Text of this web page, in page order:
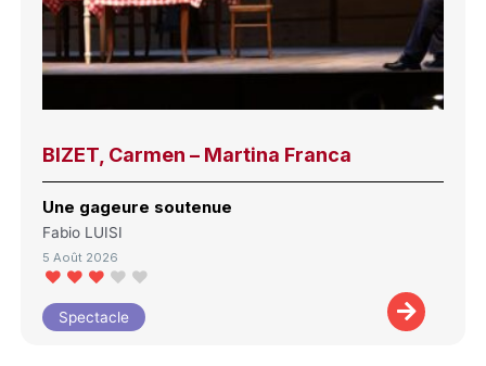
BIZET, Carmen – Martina Franca
Une gageure soutenue
Fabio LUISI
5 Août 2026
Spectacle